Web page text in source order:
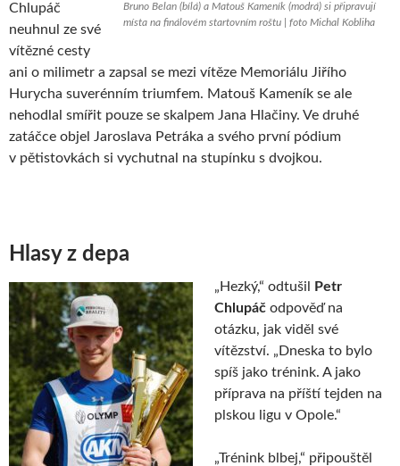
Bruno Belan (bílá) a Matouš Kameník (modrá) si připravují
místa na finálovém startovním roštu | foto Michal Kobliha
Chlupáč
neuhnul ze své
vítězné cesty
ani o milimetr a zapsal se mezi vítěze Memoriálu Jiřího
Hurycha suverénním triumfem. Matouš Kameník se ale
nehodlal smířit pouze se skalpem Jana Hlačiny. Ve druhé
zatáčce objel Jaroslava Petráka a svého první pódium
v pětistovkách si vychutnal na stupínku s dvojkou.
Hlasy z depa
„Hezký,“ odtušil
Petr
Chlupáč odpověď na
otázku, jak viděl své
vítězství. „Dneska to bylo
spíš jako trénink. A jako
příprava na příští tejden na
plskou ligu v Opole.“
„Trénink blbej,“ připouštěl